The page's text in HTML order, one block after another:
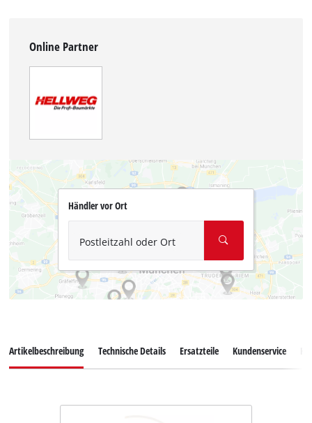
Online Partner
Händler vor Ort
Postleitzahl oder Ort
Artikelbeschreibung Technische Details Ersatzteile Kundenservice